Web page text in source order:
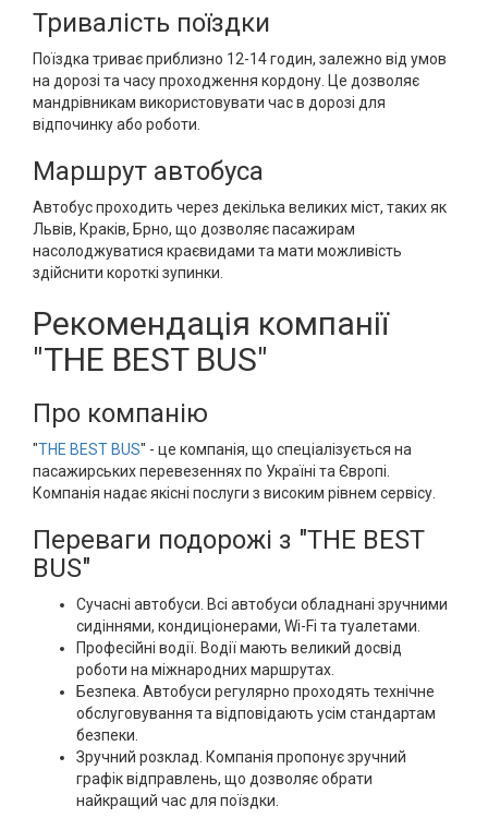
Тривалість поїздки
Поїздка триває приблизно 12-14 годин, залежно від умов
на дорозі та часу проходження кордону. Це дозволяє
мандрівникам використовувати час в дорозі для
відпочинку або роботи.
Маршрут автобуса
Автобус проходить через декілька великих міст, таких як
Львів, Краків, Брно, що дозволяє пасажирам
насолоджуватися краєвидами та мати можливість
здійснити короткі зупинки.
Рекомендація компанії
"THE BEST BUS"
Про компанію
"THE BEST BUS" - це компанія, що спеціалізується на
пасажирських перевезеннях по Україні та Європі.
Компанія надає якісні послуги з високим рівнем сервісу.
Переваги подорожі з "THE BEST
BUS"
Сучасні автобуси. Всі автобуси обладнані зручними
сидіннями, кондиціонерами, Wi-Fi та туалетами.
Професійні водії. Водії мають великий досвід
роботи на міжнародних маршрутах.
Безпека. Автобуси регулярно проходять технічне
обслуговування та відповідають усім стандартам
безпеки.
Зручний розклад. Компанія пропонує зручний
графік відправлень, що дозволяє обрати
найкращий час для поїздки.